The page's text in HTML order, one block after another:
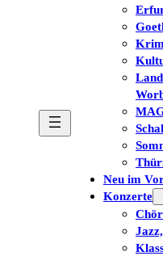
Neu im
Konzerte